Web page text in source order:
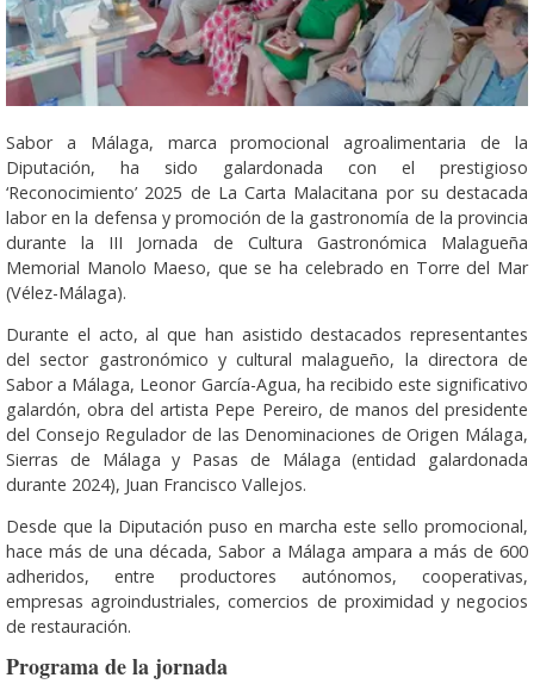
Sabor a Málaga, marca promocional agroalimentaria de la
Diputación, ha sido galardonada con el prestigioso
‘Reconocimiento’ 2025 de La Carta Malacitana por su destacada
labor en la defensa y promoción de la gastronomía de la provincia
durante la III Jornada de Cultura Gastronómica Malagueña
Memorial Manolo Maeso, que se ha celebrado en Torre del Mar
(Vélez-Málaga).
Durante el acto, al que han asistido destacados representantes
del sector gastronómico y cultural malagueño, la directora de
Sabor a Málaga, Leonor García-Agua, ha recibido este significativo
galardón, obra del artista Pepe Pereiro, de manos del presidente
del Consejo Regulador de las Denominaciones de Origen Málaga,
Sierras de Málaga y Pasas de Málaga (entidad galardonada
durante 2024), Juan Francisco Vallejos.
Desde que la Diputación puso en marcha este sello promocional,
hace más de una década, Sabor a Málaga ampara a más de 600
adheridos, entre productores autónomos, cooperativas,
empresas agroindustriales, comercios de proximidad y negocios
de restauración.
Programa de la jornada